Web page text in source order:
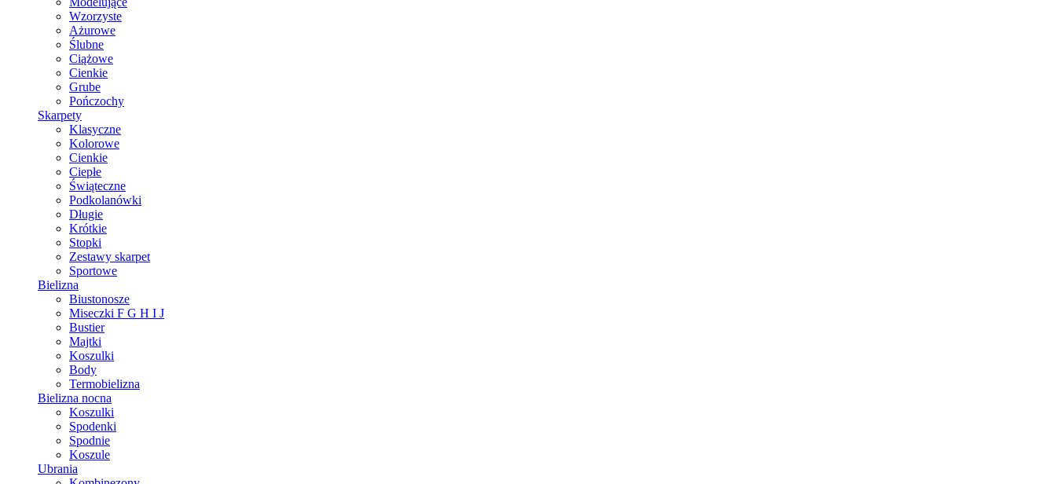
Wzorzyste
Ażurowe
Ślubne
Ciążowe
Cienkie
Grube
Pończochy
Skarpety
Klasyczne
Kolorowe
Cienkie
Ciepłe
Świąteczne
Podkolanówki
Długie
Krótkie
Stopki
Zestawy skarpet
Sportowe
Bielizna
Biustonosze
Miseczki F G H I J
Bustier
Majtki
Koszulki
Body
Termobielizna
Bielizna nocna
Koszulki
Spodenki
Spodnie
Koszule
Ubrania